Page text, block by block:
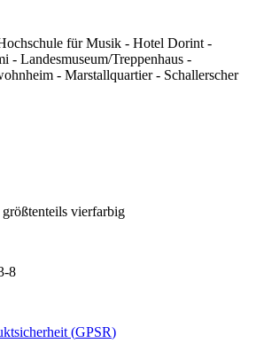
für Musik - Hotel Dorint -
- Landesmuseum/Treppenhaus -
- Marstallquartier - Schallerscher
vierfarbig
8
(GPSR)